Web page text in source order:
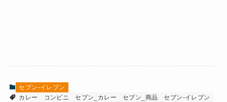
セブン-イレブン
カレー
コンビニ セブン_カレー セブン_商品 セブン-イレブン